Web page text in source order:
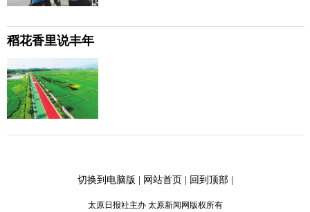
稻花香里说丰年
切换到电脑版 网站首页 回到顶部|
太原日报社主办 太原新闻网版权所有